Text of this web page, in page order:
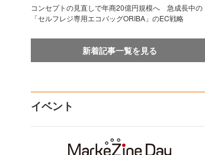
コンセプトの見直しで年商20億円規模へ 急成長中の
「セルフレジ専用エコバッグORIBA」のEC戦略
新着記事一覧を見る
イベント